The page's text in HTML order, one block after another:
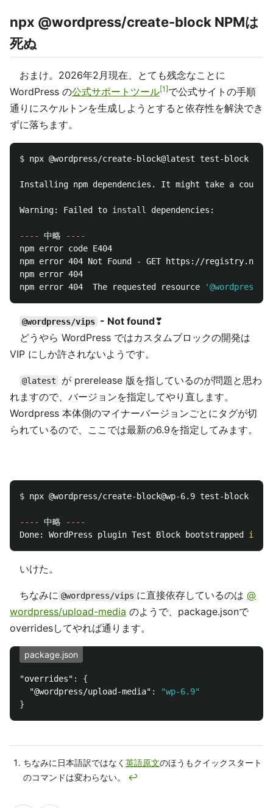
npx @wordpress/create-block NPMは
死ぬ
おまけ。2026年2月現在、とても残念なことに
WordPress の公式サポートツール 1 で公式サイトの手順
通りにスケルトンを生成しようとすると依存性を解決でき
ずに落ちます。
$ npx @wordpress/create-block@latest test-block
Installing npm dependencies. It might take a
Warning: Failed to install dependencies:
---- 中略
----
npm error code E404
npm error 404 Not Found - GET https://
npm error 404
npm error 404  The requested resource
'@wordpress/
@wordpress/vips - Not found❣
どうやら WordPress ではカスタムブロックの開発は
VIP にしか許されないようです。
@latest
が prerelease 版を指しているのが問題と思わ
れますので、バージョンを指定してやり直します。
Wordpress 本体側のマイナーバージョンごとにタグが切
られているので、ここでは最新の6.9を指定してみます。
$ npx @wordpress/create-block@wp-6.9 test-block
---- 中略
----
Done: WordPress plugin Test Block bootstrapped in
いけた。
ちなみに @wordpress/vips に直接依存しているのは @
wordpress/upload-media のようで、package.jsonで
overridesしてやれば通ります。
package.json
"overrides" :
{
"@wordpress/upload-media" :
"wp-6.9"
}
ちなみに日本語訳ではなく 英語原文のほうもクイックスタート
のコマンドは変わらない。 ↩